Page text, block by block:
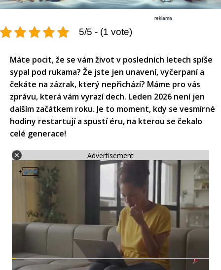
reklama
5/5 - (1 vote)
Máte pocit, že se vám život v posledních letech spíše
sypal pod rukama? Že jste jen unavení, vyčerpaní a
čekáte na zázrak, který nepřichází? Máme pro vás
zprávu, která vám vyrazí dech. Leden 2026 není jen
dalším začátkem roku. Je to moment, kdy se vesmírné
hodiny restartují a spustí éru, na kterou se čekalo
celé generace!
Advertisement